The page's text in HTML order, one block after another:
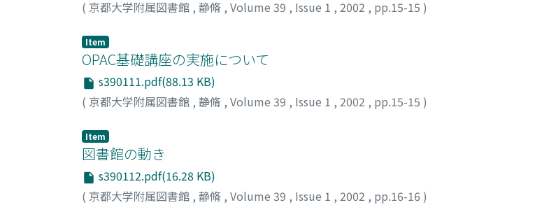
( 京都大学附属図書館 , 静脩 , Volume 39 , Issue 1 , 2002 , pp.15-15 )
Item
OPAC基礎講座の実施について
s390111.pdf(88.13 KB)
( 京都大学附属図書館 , 静脩 , Volume 39 , Issue 1 , 2002 , pp.15-15 )
Item
図書館の動き
s390112.pdf(16.28 KB)
( 京都大学附属図書館 , 静脩 , Volume 39 , Issue 1 , 2002 , pp.16-16 )